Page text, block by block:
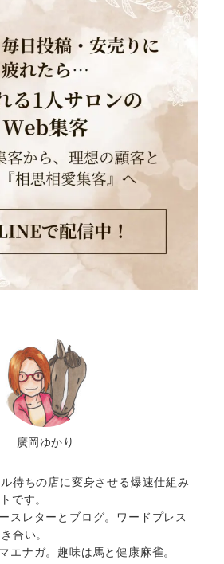
廣岡ゆかり
待ちの店に変身させる爆速仕組み
です。
スレターとブログ。ワードプレス
合い。
エナガ。趣味は馬と健康麻雀。